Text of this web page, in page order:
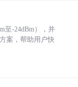
至-24dBm），并
案，帮助用户快